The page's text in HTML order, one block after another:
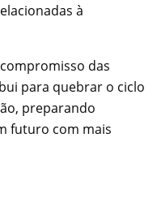
à
das
para quebrar o ciclo
preparando
futuro com mais